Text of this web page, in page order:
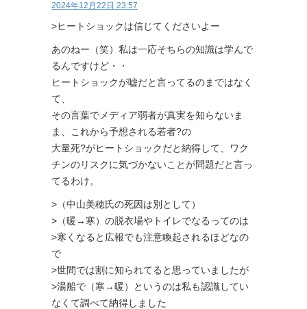
2024年12月22日 23:57
>ヒートショックは信じてくださいよー
あのねー（笑）私は一応そちらの知識は学んで
るんですけど・・
ヒートショックが嘘だと言ってるのまではなく
て、
その言葉でメディア弱者が真実を知らないま
ま、これから予想される若者?の
大量死?がヒートショックだと納得して、ワク
チンのリスクに気づかないことが問題だと言っ
てるわけ。
>（中山美穂氏の死因は別として）
>（暖→寒）の脱衣場やトイレでなるってのは
>寒くなると広報でも注意喚起されるほどなの
で
>世間では割に知られてると思っていましたが
>湯船で（寒→暖）というのは私も認識してい
なくて調べて納得しました